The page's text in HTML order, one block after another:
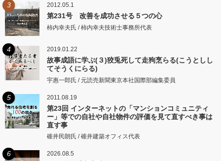
3 2012.05.1
第231号 改善を成功させる５つの心
柿内幸夫氏 / 柿内幸夫技術士事務所代表
4 2019.01.22
故事成語に学ぶ(３)狡兎死して走狗烹らる(こうとしし
てそうくにらる)
宇惠一郎氏 / 元読売新聞東京本社国際部編集委員
5 2011.08.19
第23回 インターネットの「マンションコミュニティ
ー」等での自社や自社物件の評価を見て直すべき事は
直す事
碓井民朗氏 / 碓井建築オフィス代表
6 2026.08.5